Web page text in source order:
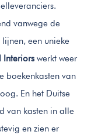
vanwege de
een unieke
Interiorswerkt weer
boekenkasten van
En het Duitse
van kasten in alle
en zien er